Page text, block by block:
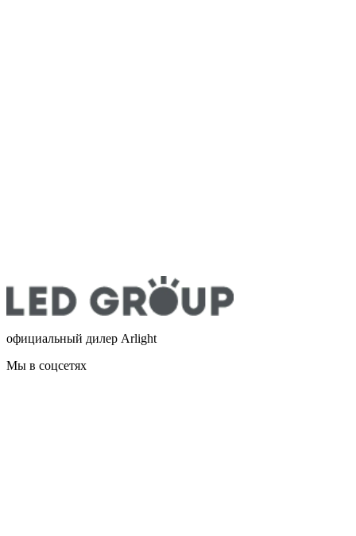
официальный дилер Arlight
Мы в соцсетях